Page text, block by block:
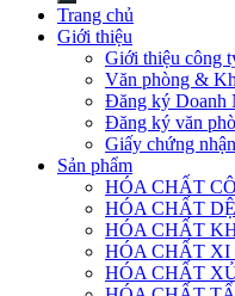
Trang chủ
Giới thiệu
Giới thiệu công
Văn phòng &
Đăng ký Doanh
Đăng ký văn
Giấy chứng
Sản phẩm
HÓA CHẤT
HÓA CHẤT
HÓA CHẤT
HÓA CHẤT XI
HÓA CHẤT